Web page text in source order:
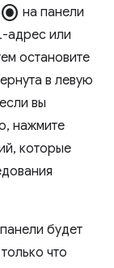
radio_button_checked на панели
адрес или
остановите
в левую
вы
нажмите
которые
будет
что